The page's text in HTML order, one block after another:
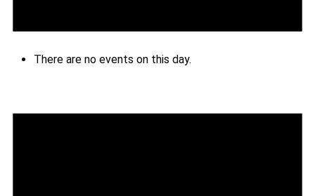
There are no events on this day.